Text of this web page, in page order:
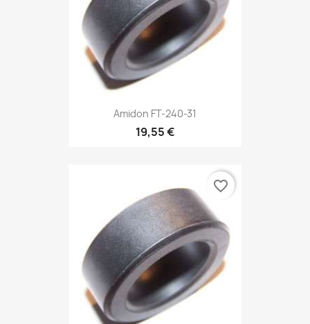
Amidon FT-240-31
19,55 €
favorite_border